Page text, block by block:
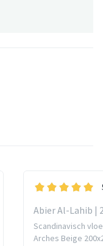
Abier Al-Lahib |
Scandinavisch
Arches Beige